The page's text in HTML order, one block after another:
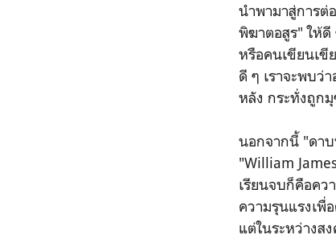
นำพามาสู่การต่
พิฆาตอสูร" ให้ดี
หรือคนเขียนเขี
ดี ๆ เราจะพบว่
หลัง กระทั่งถูก
นอกจากนี้ "ดาบ
"William
เรียนจบก็คือคว
ความรุนแรงเพื่
แต่ในระหว่างส